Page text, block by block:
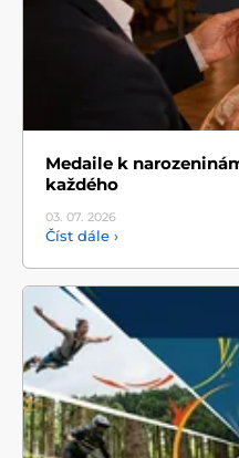
Medaile k
každého
03. 07. 2026
Číst dále ›